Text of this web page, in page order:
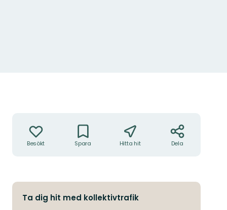
Besökt Spara Hitta hit Dela
Ta dig hit med kollektivtrafik